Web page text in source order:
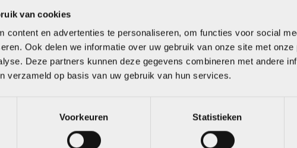
van cookies
content en advertenties te personaliseren, om functies voor social
Ook delen we informatie over uw gebruik van onze site met
Deze partners kunnen deze gegevens combineren met andere
verzameld op basis van uw gebruik van hun services.
Voorkeuren Statistieken
Oakley